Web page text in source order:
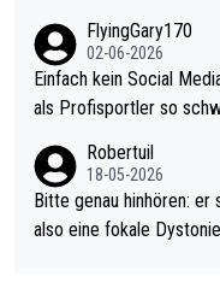
el hat.
s Leben in den Griff
r war doch neulich erst
rovoziert hat. Und
FlyingGary170
02-06-2026
Einfach kein Social
als Profisportler so
Robertuil
18-05-2026
Bitte genau hinhören: er
also eine fokale